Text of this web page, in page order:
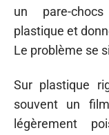
un pare-
plastique et
Le problème se
Sur plastique
souvent un
légèrement